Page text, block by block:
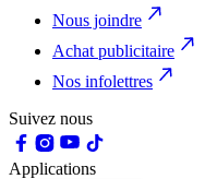
Nous joindre
Achat publicitaire
Nos infolettres
Suivez nous
Applications